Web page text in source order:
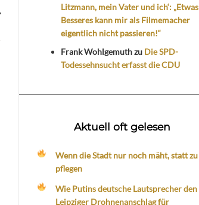
Litzmann, mein Vater und ich‘: „Etwas
Besseres kann mir als Filmemacher
eigentlich nicht passieren!“
Frank Wohlgemuthzu Die SPD-
Todessehnsucht erfasst die CDU
Aktuell oft gelesen
Wenn die Stadt nur noch mäht, statt zu
pflegen
Wie Putins deutsche Lautsprecher den
Leipziger Drohnenanschlag für